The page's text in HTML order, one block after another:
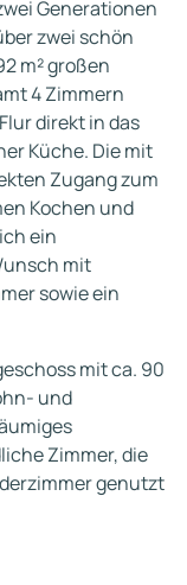
Generationen
zwei schön
m² großen
4 Zimmern
direkt in das
Küche. Die mit
Zugang zum
Kochen und
ein
mit
sowie ein
mit ca. 90
und
Zimmer, die
genutzt